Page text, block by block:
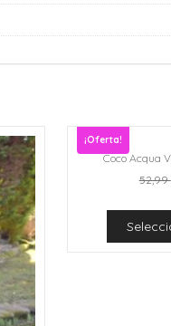
¡Oferta!
Coco Acqua
52,99